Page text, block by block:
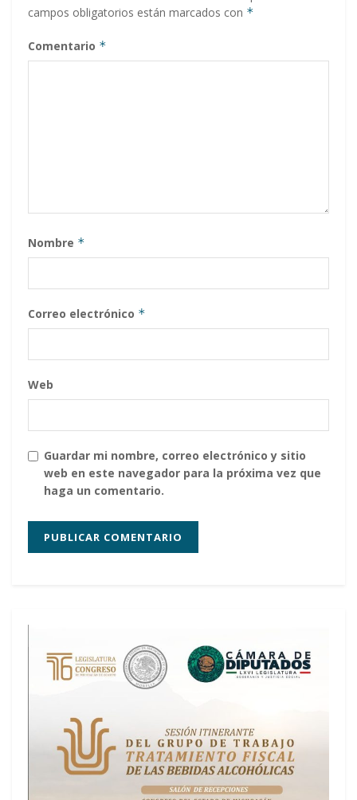
campos obligatorios están marcados con *
Comentario *
Nombre *
Correo electrónico *
Web
Guardar mi nombre, correo electrónico y sitio
web en este navegador para la próxima vez que
haga un comentario.